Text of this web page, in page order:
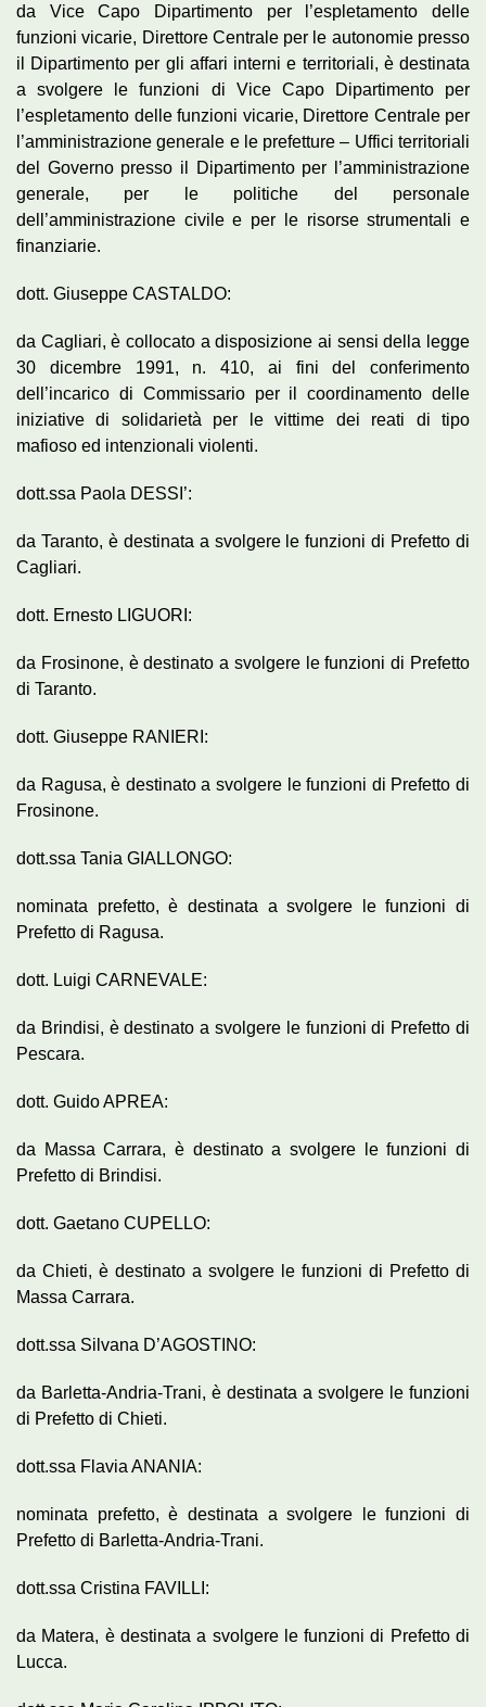
da Vice Capo Dipartimento per l’espletamento delle
funzioni vicarie, Direttore Centrale per le autonomie presso
il Dipartimento per gli affari interni e territoriali, è destinata
a svolgere le funzioni di Vice Capo Dipartimento per
l’espletamento delle funzioni vicarie, Direttore Centrale per
l’amministrazione generale e le prefetture – Uffici territoriali
del Governo presso il Dipartimento per l’amministrazione
generale, per le politiche del personale
dell’amministrazione civile e per le risorse strumentali e
finanziarie.
dott. Giuseppe CASTALDO:
da Cagliari, è collocato a disposizione ai sensi della legge
30 dicembre 1991, n. 410, ai fini del conferimento
dell’incarico di Commissario per il coordinamento delle
iniziative di solidarietà per le vittime dei reati di tipo
mafioso ed intenzionali violenti.
dott.ssa Paola DESSI’:
da Taranto, è destinata a svolgere le funzioni di Prefetto di
Cagliari.
dott. Ernesto LIGUORI:
da Frosinone, è destinato a svolgere le funzioni di Prefetto
di Taranto.
dott. Giuseppe RANIERI:
da Ragusa, è destinato a svolgere le funzioni di Prefetto di
Frosinone.
dott.ssa Tania GIALLONGO:
nominata prefetto, è destinata a svolgere le funzioni di
Prefetto di Ragusa.
dott. Luigi CARNEVALE:
da Brindisi, è destinato a svolgere le funzioni di Prefetto di
Pescara.
dott. Guido APREA:
da Massa Carrara, è destinato a svolgere le funzioni di
Prefetto di Brindisi.
dott. Gaetano CUPELLO:
da Chieti, è destinato a svolgere le funzioni di Prefetto di
Massa Carrara.
dott.ssa Silvana D’AGOSTINO:
da Barletta-Andria-Trani, è destinata a svolgere le funzioni
di Prefetto di Chieti.
dott.ssa Flavia ANANIA:
nominata prefetto, è destinata a svolgere le funzioni di
Prefetto di Barletta-Andria-Trani.
dott.ssa Cristina FAVILLI:
da Matera, è destinata a svolgere le funzioni di Prefetto di
Lucca.